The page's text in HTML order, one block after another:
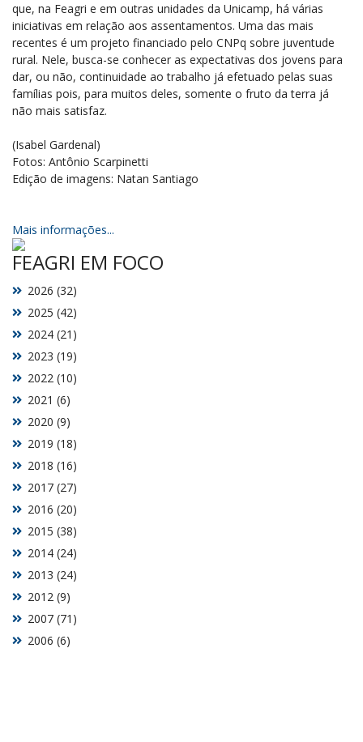
que, na Feagri e em outras unidades da Unicamp, há várias
iniciativas em relação aos assentamentos. Uma das mais
recentes é um projeto financiado pelo CNPq sobre juventude
rural. Nele, busca-se conhecer as expectativas dos jovens para
dar, ou não, continuidade ao trabalho já efetuado pelas suas
famílias pois, para muitos deles, somente o fruto da terra já
não mais satisfaz.
(Isabel Gardenal)
Fotos: Antônio Scarpinetti
Edição de imagens: Natan Santiago
Mais informações...
FEAGRI EM FOCO
2006 (6)
2007 (71)
2012 (9)
2013 (24)
2014 (24)
2015 (38)
2016 (20)
2017 (27)
2018 (16)
2019 (18)
2020 (9)
2021 (6)
2022 (10)
2023 (19)
2024 (21)
2025 (42)
2026 (32)